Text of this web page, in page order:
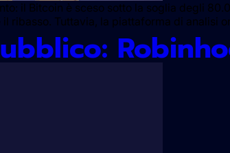
il Bitcoin è sceso sotto la soglia degli
ribasso. Tuttavia, la piattaforma di